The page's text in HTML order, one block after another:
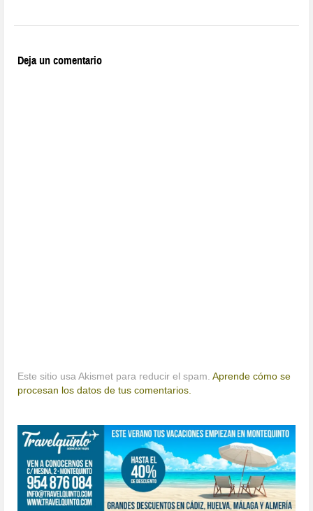
Deja un comentario
Este sitio usa Akismet para reducir el spam.Aprende cómo se
procesan los datos de tus comentarios.